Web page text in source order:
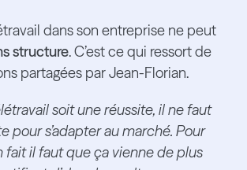
dans son entreprise ne peut
structure. C’est ce qui ressort de
partagées par Jean-Florian.
soit une réussite, il ne faut
pour s’adapter au marché. Pour
fait il faut que ça vienne de plus